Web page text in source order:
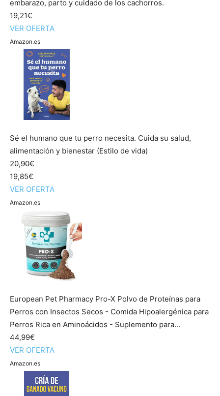
embarazo, parto y cuidado de los cachorros.
19,21€
VER OFERTA
Amazon.es
Sé el humano que tu perro necesita. Cuida su salud,
alimentación y bienestar (Estilo de vida)
20,90€
19,85€
VER OFERTA
Amazon.es
European Pet Pharmacy Pro-X Polvo de Proteínas para
Perros con Insectos Secos - Comida Hipoalergénica para
Perros Rica en Aminoácidos - Suplemento para...
44,99€
VER OFERTA
Amazon.es